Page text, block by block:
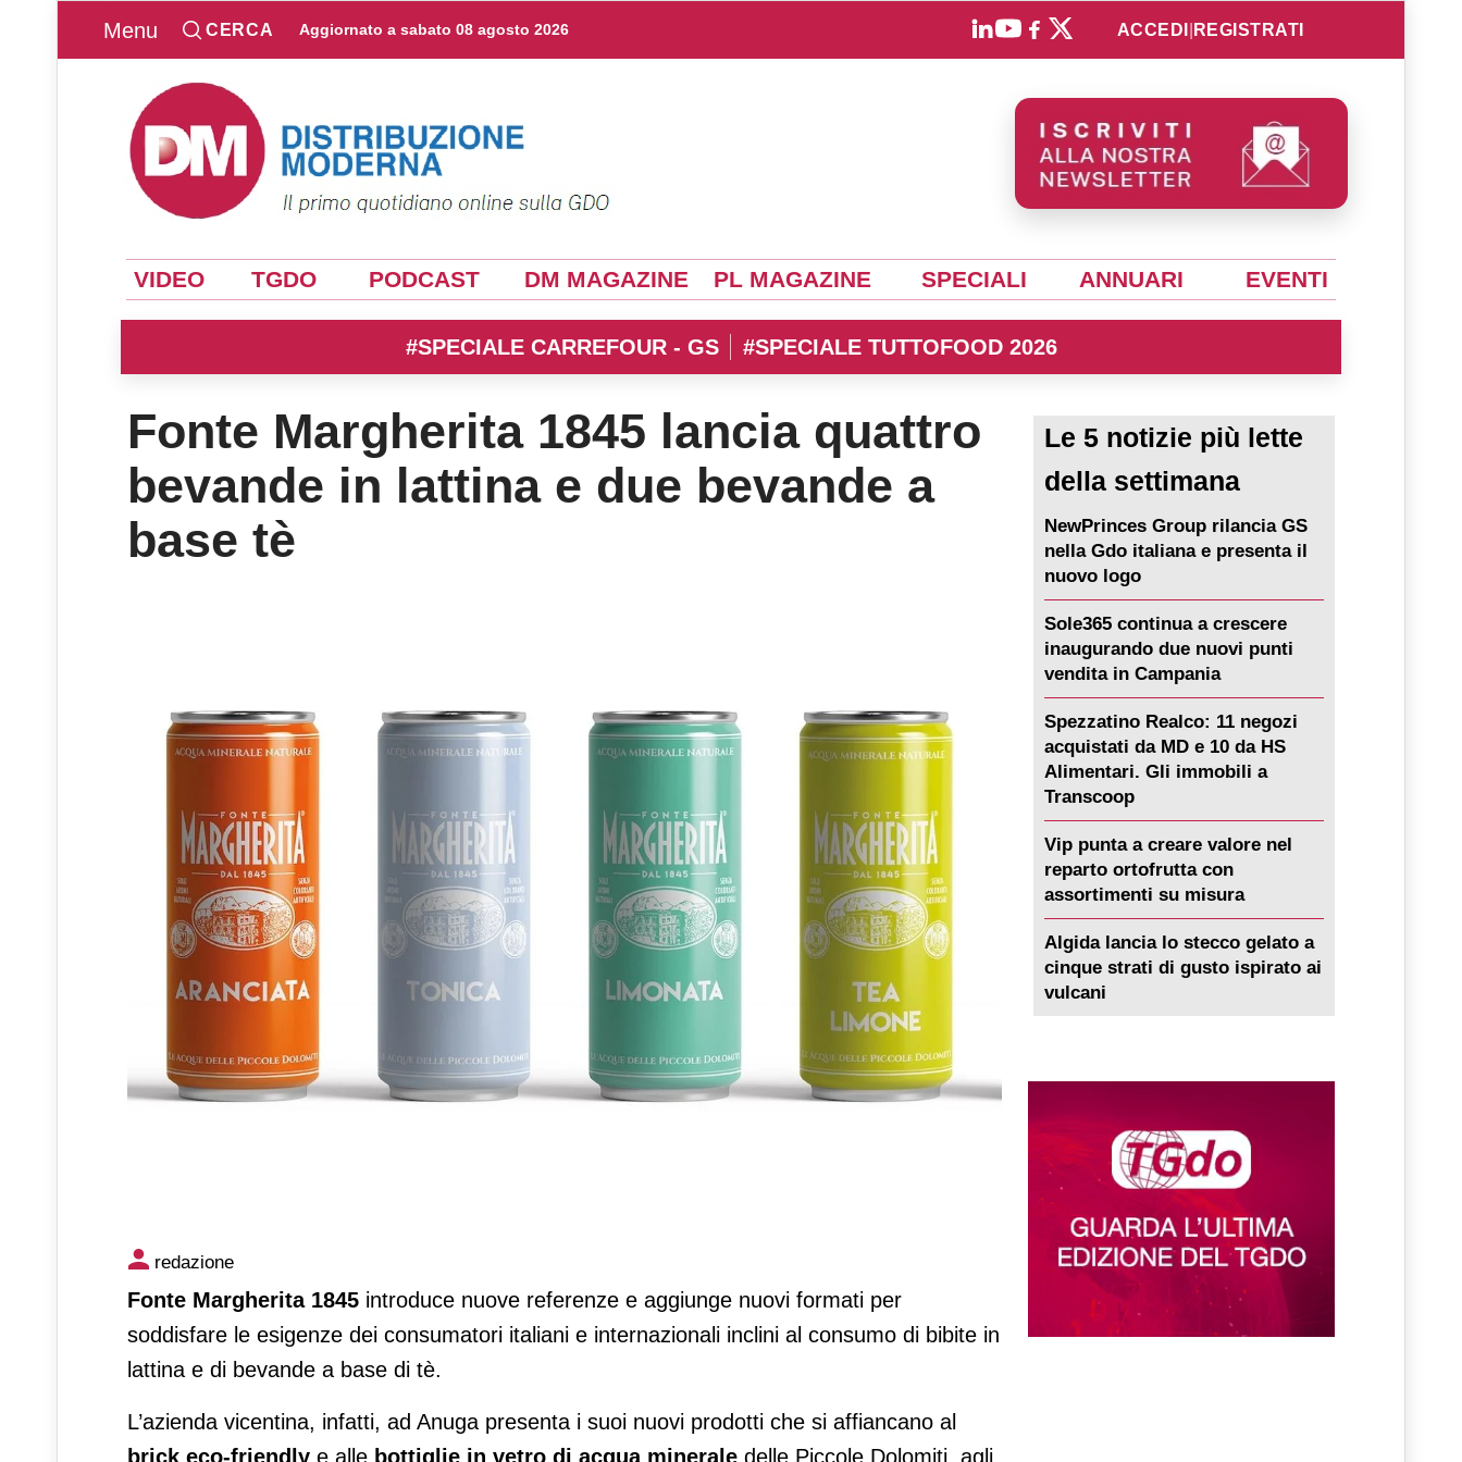
Menu CERCA Aggiornato a sabato 08 agosto 2026 ACCEDI REGISTRATI
VIDEO TGDO PODCAST DM MAGAZINE PL MAGAZINE SPECIALI ANNUARI EVENTI
#SPECIALE CARREFOUR - GS #SPECIALE TUTTOFOOD 2026
Fonte Margherita 1845 lancia quattro
bevande in lattina e due bevande a
base tè
Fonte Margherita 1845 lancia quattro bevande in lattina e due
bevande a base tè
redazione
Fonte Margherita 1845 introduce nuove referenze e aggiunge nuovi formati per
soddisfare le esigenze dei consumatori italiani e internazionali inclini al consumo di bibite in
lattina e di bevande a base di tè.
L’azienda vicentina, infatti, ad Anuga presenta i suoi nuovi prodotti che si affiancano al
brick eco-friendly e alle bottiglie in vetro di acqua minerale delle Piccole Dolomiti, agli
Le 5 notizie più lette
della settimana
NewPrinces Group rilancia GS
nella Gdo italiana e presenta il
nuovo logo
Sole365 continua a crescere
inaugurando due nuovi punti
vendita in Campania
Spezzatino Realco: 11 negozi
acquistati da MD e 10 da HS
Alimentari. Gli immobili a
Transcoop
Vip punta a creare valore nel
reparto ortofrutta con
assortimenti su misura
Algida lancia lo stecco gelato a
cinque strati di gusto ispirato ai
vulcani